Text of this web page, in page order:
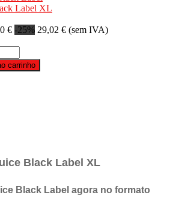
Label XL
€ -25% 29,02 € (sem IVA)
carrinho
Black Label XL
Black Label agora no formato